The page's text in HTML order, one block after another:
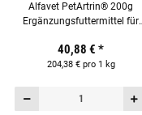
Alfavet PetArtrin® 200g
Ergänzungsfuttermittel für
40,88 € *
204,38 € pro 1 kg